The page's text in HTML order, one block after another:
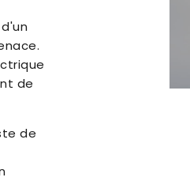
de
de